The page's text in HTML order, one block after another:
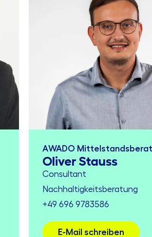
AWADO
Oliver Stauss
Consultant
Nachhaltigkeitsberatung
+49 696 9783586
E-Mail schreiben